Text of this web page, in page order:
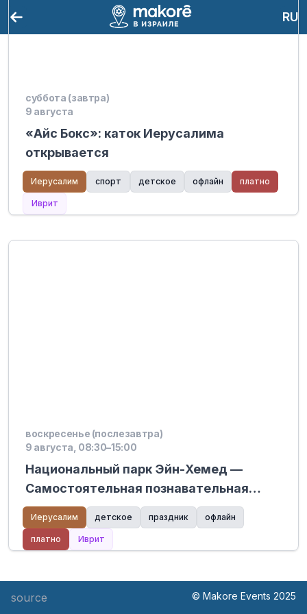
RU
суббота (завтра)
9 августа
«Айс Бокс»: каток Иерусалима
открывается
Иерусалим спорт детское офлайн платно
Иврит
воскресенье (послезавтра)
9 августа, 08:30–15:00
Национальный парк Эйн-Хемед —
Самостоятельная познавательная
деятельность — Эльфы Хемеда
Иерусалим детское праздник офлайн
платно Иврит
source © Makore Events 2025